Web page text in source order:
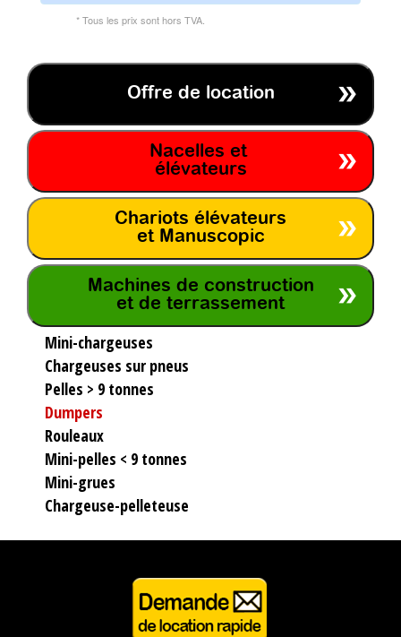
* Tous les prix sont hors TVA.
Offre de location
Nacelles et
élévateurs
Chariots élévateurs
et Manuscopic
Machines de construction
et de terrassement
Mini-chargeuses
Chargeuses sur pneus
Pelles > 9 tonnes
Dumpers
Rouleaux
Mini-pelles < 9 tonnes
Mini-grues
Chargeuse-pelleteuse